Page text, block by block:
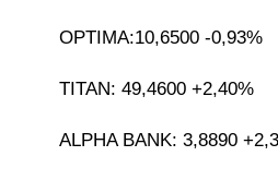
OPTIMA:10,6500 -0,93%
ΤΙΤΑΝ: 49,4600 +2,40%
ALPHA BANK: 3,8890